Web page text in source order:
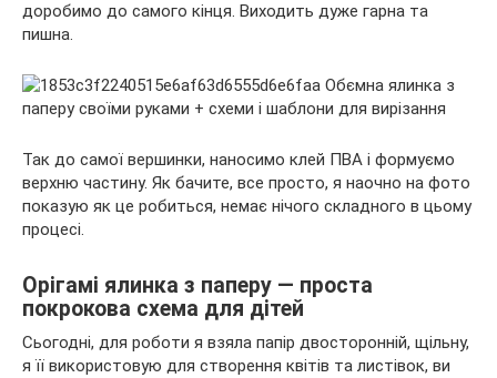
доробимо до самого кінця. Виходить дуже гарна та
пишна.
Так до самої вершинки, наносимо клей ПВА і формуємо
верхню частину. Як бачите, все просто, я наочно на фото
показую як це робиться, немає нічого складного в цьому
процесі.
Орігамі ялинка з паперу — проста
покрокова схема для дітей
Сьогодні, для роботи я взяла папір двосторонній, щільну,
я її використовую для створення квітів та листівок, ви